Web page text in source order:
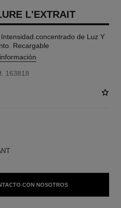
L'EXTRAIT
de Luz Y
Recargable
163818
CON NOSOTROS